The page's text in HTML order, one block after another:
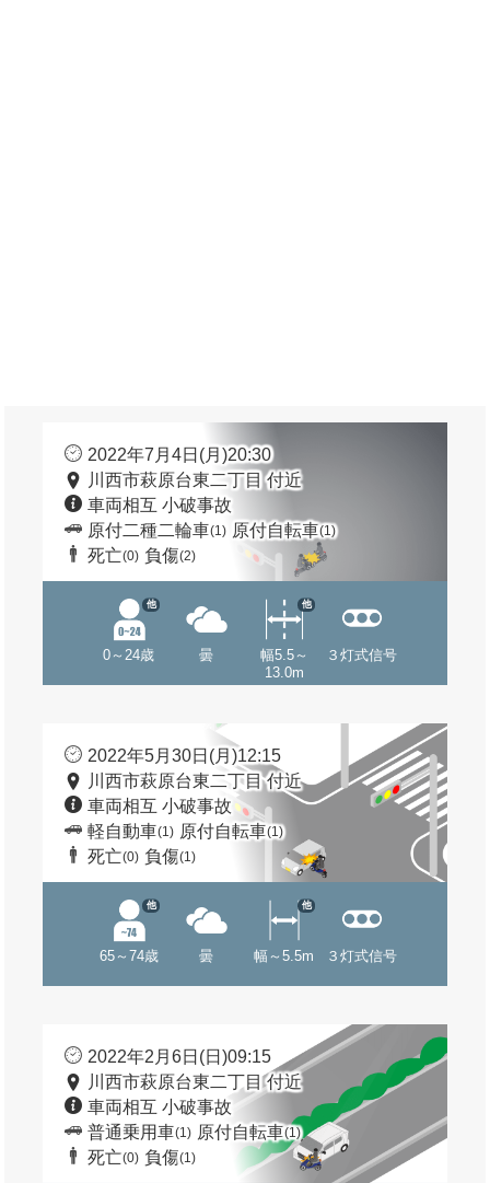
2022年7月4日(月)20:30
川西市萩原台東二丁目 付近
車両相互 小破事故
原付二種二輪車(1) 原付自転車(1)
死亡(0) 負傷(2)
0～24歳
他
曇
幅5.5～
13.0m
他
３灯式信号
2022年5月30日(月)12:15
川西市萩原台東二丁目 付近
車両相互 小破事故
軽自動車(1) 原付自転車(1)
死亡(0) 負傷(1)
65～74歳
他
曇 幅～5.5m
他
３灯式信号
2022年2月6日(日)09:15
川西市萩原台東二丁目 付近
車両相互 小破事故
普通乗用車(1) 原付自転車(1)
死亡(0) 負傷(1)